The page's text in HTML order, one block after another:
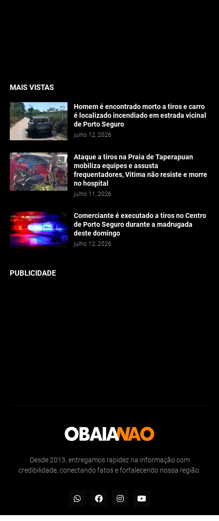
MAIS VISTAS
Homem é encontrado morto a tiros e carro
é localizado incendiado em estrada vicinal
de Porto Seguro
julho 12, 2026
Ataque a tiros na Praia de Taperapuan
mobiliza equipes e assusta
frequentadores, Vitima não resiste e morre
no hospital
julho 11, 2026
Comerciante é executado a tiros no Centro
de Porto Seguro durante a madrugada
deste domingo
julho 12, 2026
PUBLICIDADE
Desde 2013, entregamos rapidez na informação com
credibilidade, conectando fatos e fortalecendo nossa região.